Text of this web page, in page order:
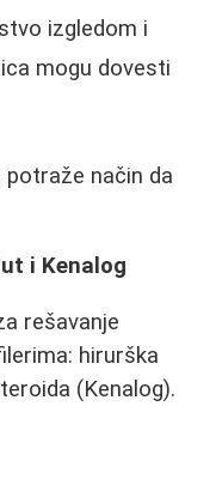
izgledom i
mogu dovesti
potraže način da
i Kenalog
rešavanje
hirurška
(Kenalog).